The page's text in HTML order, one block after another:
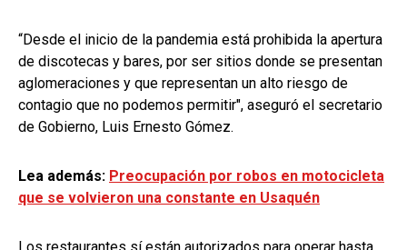
“Desde el inicio de la pandemia está prohibida la apertura
de discotecas y bares, por ser sitios donde se presentan
aglomeraciones y que representan un alto riesgo de
contagio que no podemos permitir", aseguró el secretario
de Gobierno, Luis Ernesto Gómez.
Lea además: Preocupación por robos en motocicleta
que se volvieron una constante en Usaquén
Los restaurantes sí están autorizados para operar hasta